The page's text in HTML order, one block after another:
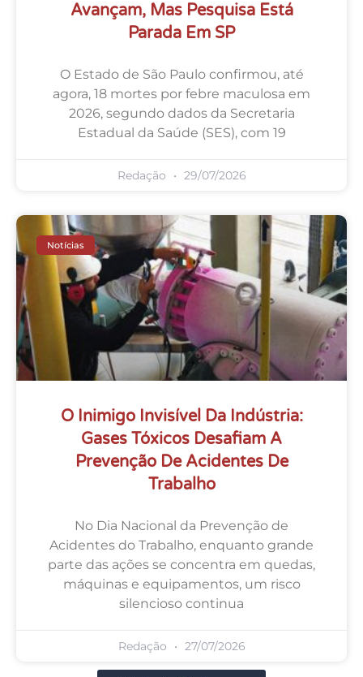
Avançam, Mas Pesquisa Está
Parada Em SP
O Estado de São Paulo confirmou, até
agora, 18 mortes por febre maculosa em
2026, segundo dados da Secretaria
Estadual da Saúde (SES), com 19
Redação 29/07/2026
Notícias
O Inimigo Invisível Da Indústria:
Gases Tóxicos Desafiam A
Prevenção De Acidentes De
Trabalho
No Dia Nacional da Prevenção de
Acidentes do Trabalho, enquanto grande
parte das ações se concentra em quedas,
máquinas e equipamentos, um risco
silencioso continua
Redação 27/07/2026